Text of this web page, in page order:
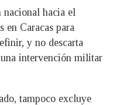
hacia el
Caracas para
y no descarta
intervención militar
tampoco excluye